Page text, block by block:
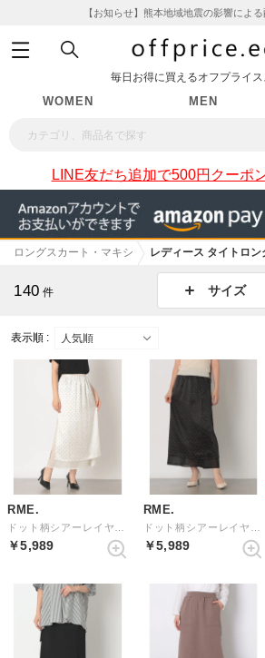
【お知らせ】熊本地域地震の影響によ
毎日お得に買えるオフプライス
WOMEN MEN
LINE友だち追加で500円クーポ
ロングスカート・マキシ レディース タイトロン
140 件 サイズ
表示順 :
RME.
￥5,989
RME.
￥5,989